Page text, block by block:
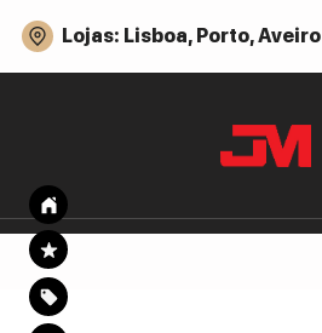
Lojas: Lisboa, Porto, Aveiro